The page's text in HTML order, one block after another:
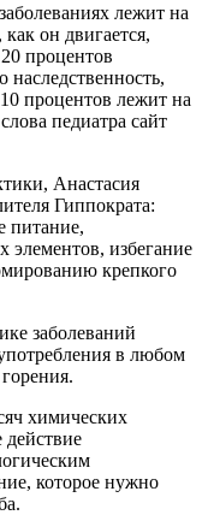
лежит на
он двигается,
процентов
процентов лежит на
педиатра сайт
Анастасия
Гиппократа:
питание,
элементов, избегание
крепкого
заболеваний
в любом
химических
действие
которое нужно